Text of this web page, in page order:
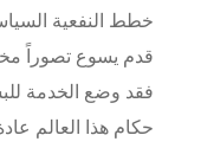
خطط النفعية
قدم يسوع تصوراً
فقد وضع الخدمة
حكام هذا العالم